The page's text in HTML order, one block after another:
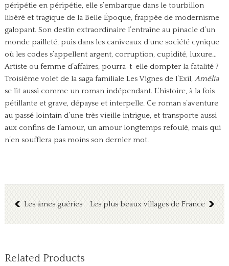
péripétie en péripétie, elle s’embarque dans le tourbillon
libéré et tragique de la Belle Époque, frappée de modernisme
galopant. Son destin extraordinaire l’entraîne au pinacle d’un
monde pailleté, puis dans les caniveaux d’une société cynique
où les codes s’appellent argent, corruption, cupidité, luxure…
Artiste ou femme d’affaires, pourra-t-elle dompter la fatalité ?
Troisième volet de la saga familiale Les Vignes de l’Exil, Amélia
se lit aussi comme un roman indépendant. L’histoire, à la fois
pétillante et grave, dépayse et interpelle.Ce roman s’aventure
au passé lointain d’une très vieille intrigue, et transporte aussi
aux confins de l’amour, un amour longtemps refoulé, mais qui
n’en soufflera pas moins son dernier mot.
Les âmes guéries Les plus beaux villages de France
Related Products